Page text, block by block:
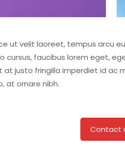
ut velit laoreet, tempus arcu
cursus, faucibus lorem eget,
at justo fringilla imperdiet id ac
at ornare nibh.
Contact